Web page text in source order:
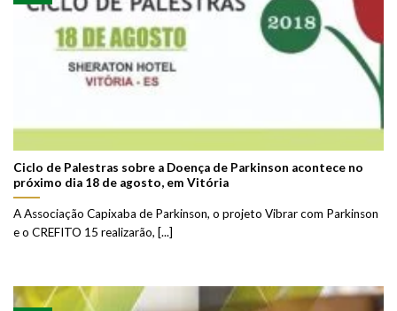
Ciclo de Palestras sobre a Doença de Parkinson acontece no
próximo dia 18 de agosto, em Vitória
A Associação Capixaba de Parkinson, o projeto Vibrar com Parkinson
e o CREFITO 15 realizarão, [...]